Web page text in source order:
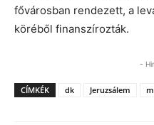
fővárosban rendezett, a
köréből finanszírozták.
-
CÍMKÉK dk Jeruzsálem